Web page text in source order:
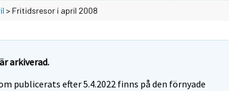
> Fritidsresor i april 2008
arkiverad.
publicerats efter 5.4.2022 finns på den förnyade